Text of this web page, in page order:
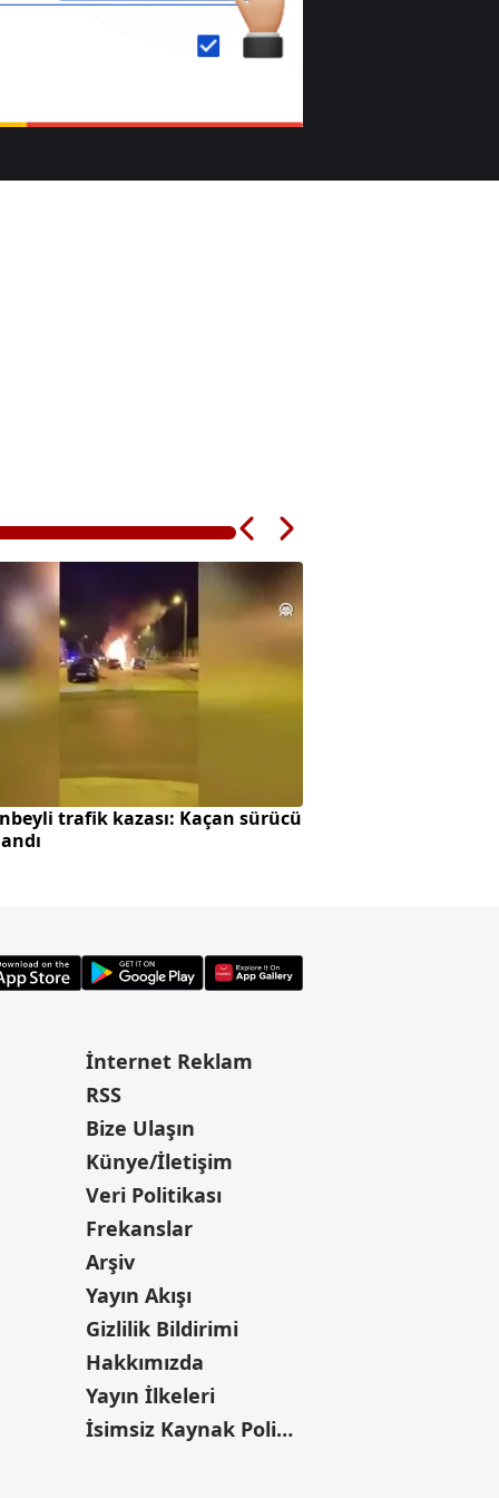
trafik kazası: Kaçan sürücü
İnternet Reklam
RSS
Bize Ulaşın
Künye/İletişim
Veri Politikası
Frekanslar
Arşiv
Yayın Akışı
Gizlilik Bildirimi
Hakkımızda
Yayın İlkeleri
İsimsiz Kaynak Politikası